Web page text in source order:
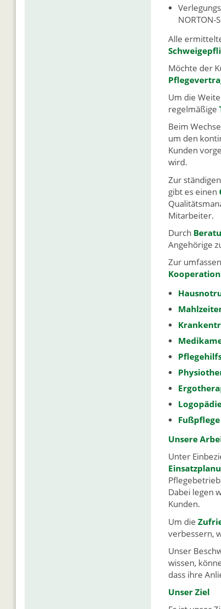
NORTON-
Alle
Möchte der
Um die
regelmäßige
Beim
um den
Kunden
wird.
Zur
gibt es einen
Mitarbeiter.
Durch
Angehörige
Zur
Fußpflege
Unsere
Unter
Dabei legen
Kunden.
Um die
verbessern,
Unser
wissen,
dass ihre
Unser Ziel